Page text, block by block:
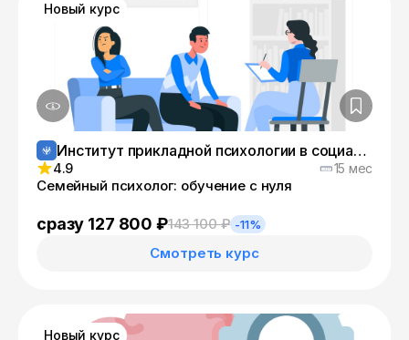
Новый курс
Институт прикладной психологии в социальной сфере
4.9 15 мес
Семейный психолог: обучение с нуля
сразу 127 800 ₽143 100 ₽ -11%
Смотреть курс
Новый курс